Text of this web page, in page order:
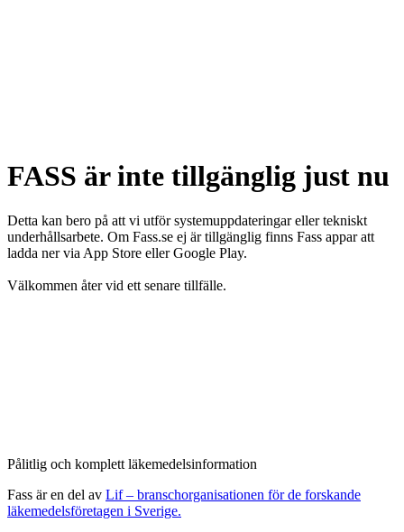
FASS är inte tillgänglig just nu
Detta kan bero på att vi utför systemuppdateringar eller tekniskt
underhållsarbete. Om Fass.se ej är tillgänglig finns Fass appar att
ladda ner via App Store eller Google Play.
Välkommen åter vid ett senare tillfälle.
Pålitlig och komplett läkemedelsinformation
Fass är en del av Lif – branschorganisationen för de forskande
läkemedelsföretagen i Sverige.